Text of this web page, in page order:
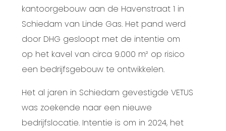
kantoorgebouw aan de Havenstraat 1 in
Schiedam van Linde Gas. Het pand werd
door DHG gesloopt met de intentie om
op het kavel van circa 9.000 m² op risico
een bedrijfsgebouw te ontwikkelen.
Het al jaren in Schiedam gevestigde VETUS
was zoekende naar een nieuwe
bedrijfslocatie. Intentie is om in 2024, het